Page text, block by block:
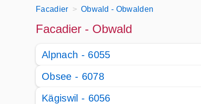
Facadier Obwald - Obwalden
Facadier - Obwald
Alpnach - 6055
Obsee - 6078
Kägiswil - 6056